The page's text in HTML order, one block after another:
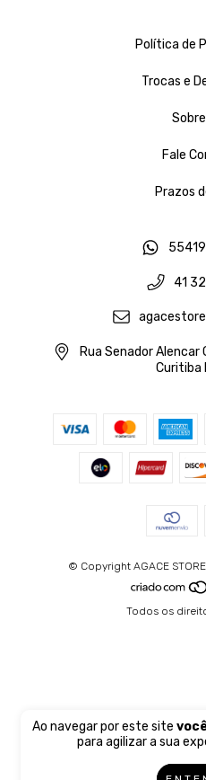
Ao navegar por este site
para agilizar a sua
Política de
Trocas e
Fale
Prazos
41
Rua Senador Alencar
Curitiba
© Copyright AGACE
Todos os